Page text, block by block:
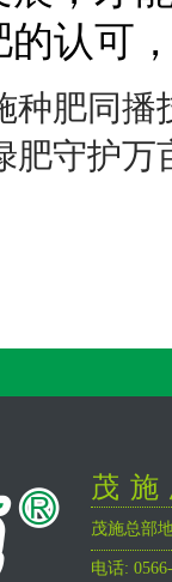
认可
种肥同
肥守护万
茂
茂施总部
电话: